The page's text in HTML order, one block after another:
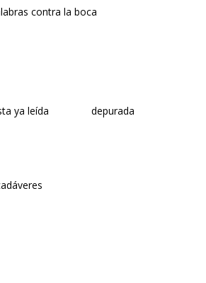
contra la boca
leída depurada